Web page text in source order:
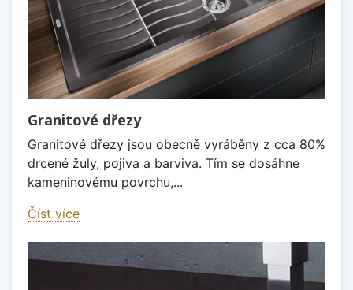
Granitové dřezy
Granitové dřezy jsou obecně vyráběny z cca 80%
drcené žuly, pojiva a barviva. Tím se dosáhne
kameninovému povrchu,...
Číst více